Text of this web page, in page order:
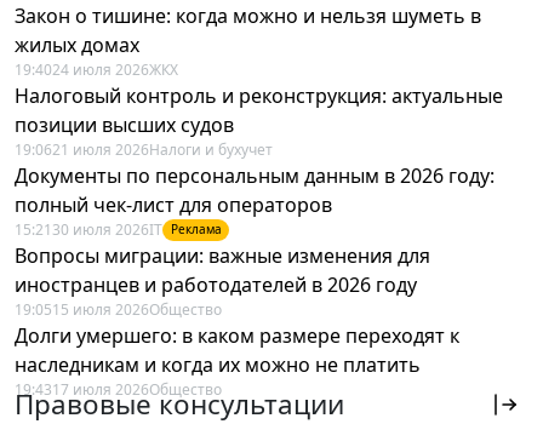
Закон о тишине: когда можно и нельзя шуметь в
жилых домах
19:4024 июля 2026ЖКХ
Налоговый контроль и реконструкция: актуальные
позиции высших судов
19:0621 июля 2026Налоги и бухучет
Документы по персональным данным в 2026 году:
полный чек-лист для операторов
15:21 30 июля 2026IT Реклама
Вопросы миграции: важные изменения для
иностранцев и работодателей в 2026 году
19:0515 июля 2026Общество
Долги умершего: в каком размере переходят к
наследникам и когда их можно не платить
19:4317 июля 2026Общество
Правовые консультации